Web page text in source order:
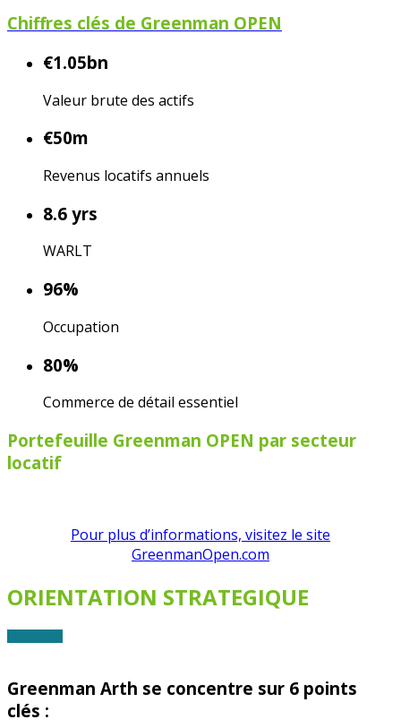
Chiffres clés de Greenman OPEN
€1.05bn
Valeur brute des actifs
€50m
Revenus locatifs annuels
8.6 yrs
WARLT
96%
Occupation
80%
Commerce de détail essentiel
Portefeuille Greenman OPEN par secteur
locatif
Pour plus d’informations, visitez le site
GreenmanOpen.com
ORIENTATION STRATEGIQUE
Greenman Arth se concentre sur 6 points
clés :